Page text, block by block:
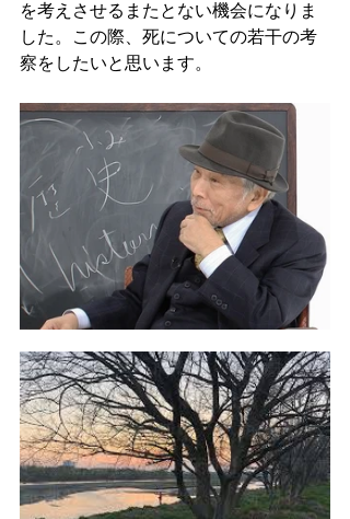
を考えさせるまたとない機会になりま
した。この際、死についての若干の考
察をしたいと思います。